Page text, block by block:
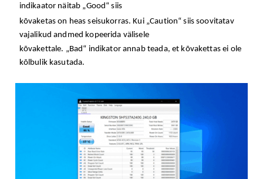
indikaator näitab „Good“ siis
kõvaketas on heas seisukorras. Kui „Caution“ siis soovitatav
vajalikud andmed kopeerida välisele
kõvakettale. „Bad“ indikator annab teada, et kõvakettas ei ole
kõlbulik kasutada.